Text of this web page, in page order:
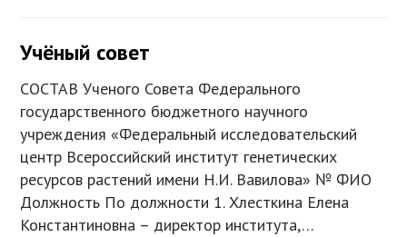
Учёный совет
СОСТАВ Ученого Совета Федерального
государственного бюджетного научного
учреждения «Федеральный исследовательский
центр Всероссийский институт генетических
ресурсов растений имени Н.И. Вавилова» № ФИО
Должность По должности 1. Хлесткина Елена
Константиновна – директор института,…